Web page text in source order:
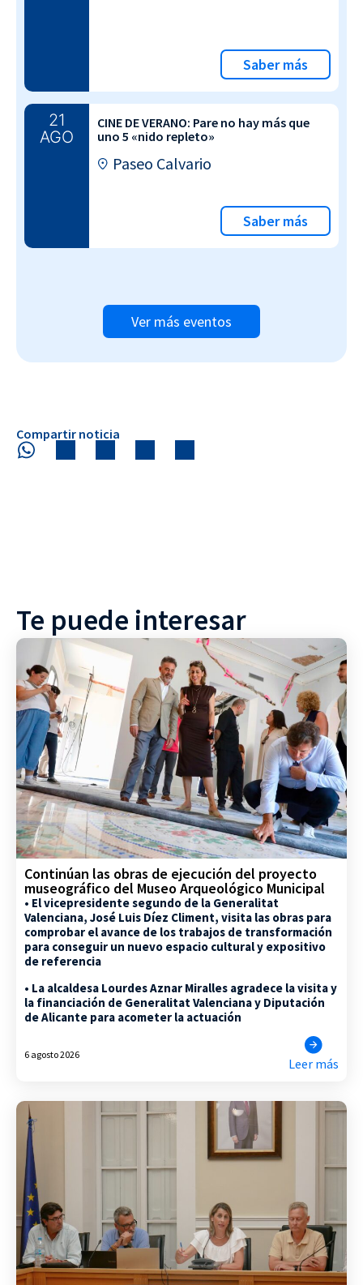
Saber más
21
AGO
CINE DE VERANO: Pare no hay más que
uno 5 «nido repleto»
Paseo Calvario
Saber más
Ver más eventos
Compartir noticia
Te puede interesar
Continúan las obras de ejecución del proyecto
museográfico del Museo Arqueológico Municipal
• El vicepresidente segundo de la Generalitat
Valenciana, José Luis Díez Climent, visita las obras para
comprobar el avance de los trabajos de transformación
para conseguir un nuevo espacio cultural y expositivo
de referencia
• La alcaldesa Lourdes Aznar Miralles agradece la visita y
la financiación de Generalitat Valenciana y Diputación
de Alicante para acometer la actuación
6 agosto 2026
Leer más